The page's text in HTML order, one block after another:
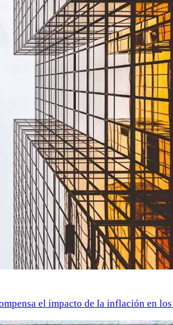
el impacto de la inflación en